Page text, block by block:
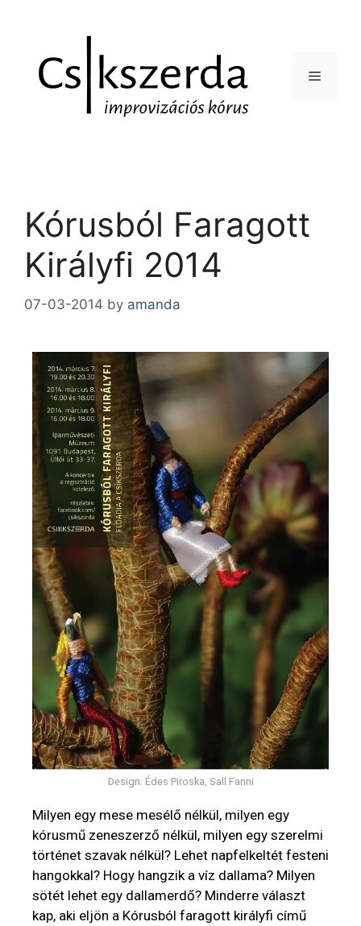
Kórusból Faragott
Királyfi 2014
07-03-2014 by amanda
Design: Édes Piroska, Sall Fanni
Milyen egy mese mesélő nélkül, milyen egy
kórusmű zeneszerző nélkül, milyen egy szerelmi
történet szavak nélkül? Lehet napfelkeltét festeni
hangokkal? Hogy hangzik a víz dallama? Milyen
sötét lehet egy dallamerdő? Minderre választ
kap, aki eljön a Kórusból faragott királyfi című